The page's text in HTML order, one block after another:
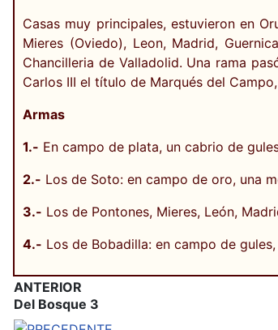
Casas muy principales, estuvieron en
Mieres (Oviedo), Leon, Madrid,
Chancilleria de Valladolid. Una rama
Carlos III el título de Marqués del Campo,
Armas
1.- En campo de plata, un cabrio de
2.- Los de Soto: en campo de oro, una
3.- Los de Pontones, Mieres, León,
4.- Los de Bobadilla: en campo de
ANTERIOR
Del Bosque 3